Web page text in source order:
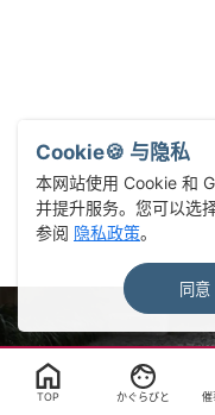
TOP かぐらびと 催
Cookie🍪 与隐私
本网站使用 Cookie 和
并提升服务。您可以选
参阅 隐私政策。
同意